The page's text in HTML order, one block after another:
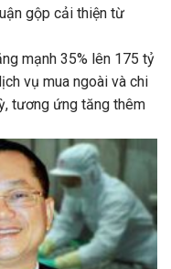
gộp cải thiện từ
mạnh 35% lên 175 tỷ
vụ mua ngoài và chi
tương ứng tăng thêm